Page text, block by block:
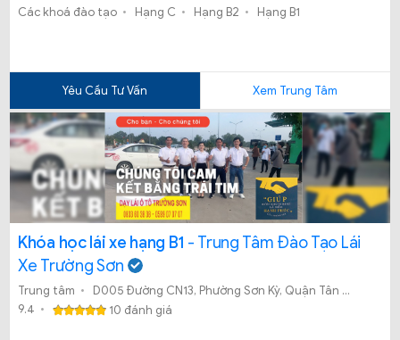
Các khoá đào tạo Hạng C Hạng B2 Hạng B1
Yêu Cầu Tư Vấn Xem Trung Tâm
Khóa học lái xe hạng B1 - Trung Tâm Đào Tạo Lái
Xe Trường Sơn
Trung tâm
D005 Đường CN13, Phường Sơn Kỳ, Quận Tân Phú, TP. Hồ Chí Minh.
9.4
10 đánh giá